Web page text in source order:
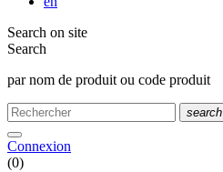
Search on site
Search
par nom de produit ou code produit
search
Connexion
(0)